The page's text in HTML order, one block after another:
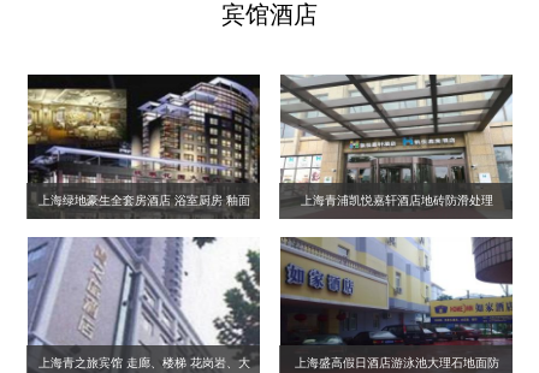
宾馆酒店
上海绿地豪生全套房酒店 浴室厨房 釉面
砖 同质砖
上海青浦凯悦嘉轩酒店地砖防滑处理
上海青之旅宾馆 走廊、楼梯 花岗岩、大 上海盛高假日酒店游泳池大理石地面防